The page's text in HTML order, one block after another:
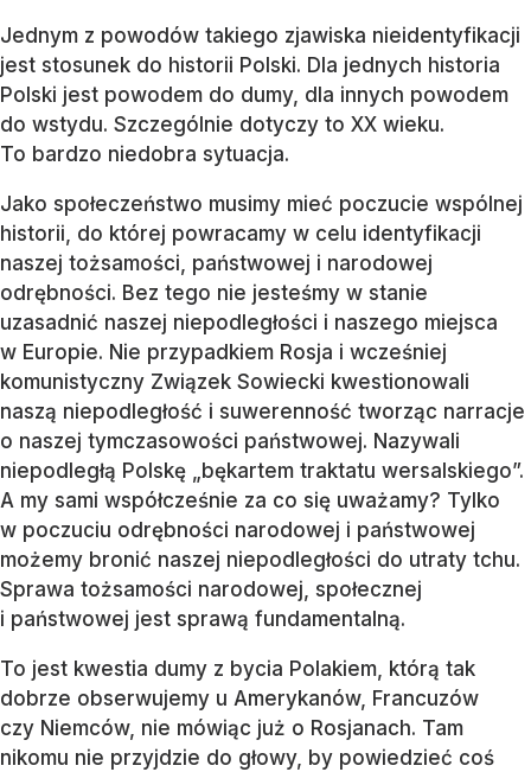
Jednym z powodów takiego zjawiska nieidentyfikacji
jest stosunek do historii Polski. Dla jednych historia
Polski jest powodem do dumy, dla innych powodem
do wstydu. Szczególnie dotyczy to XX wieku.
To bardzo niedobra sytuacja.
Jako społeczeństwo musimy mieć poczucie wspólnej
historii, do której powracamy w celu identyfikacji
naszej tożsamości, państwowej i narodowej
odrębności. Bez tego nie jesteśmy w stanie
uzasadnić naszej niepodległości i naszego miejsca
w Europie. Nie przypadkiem Rosja i wcześniej
komunistyczny Związek Sowiecki kwestionowali
naszą niepodległość i suwerenność tworząc narracje
o naszej tymczasowości państwowej. Nazywali
niepodległą Polskę „bękartem traktatu wersalskiego”.
A my sami współcześnie za co się uważamy? Tylko
w poczuciu odrębności narodowej i państwowej
możemy bronić naszej niepodległości do utraty tchu.
Sprawa tożsamości narodowej, społecznej
i państwowej jest sprawą fundamentalną.
To jest kwestia dumy z bycia Polakiem, którą tak
dobrze obserwujemy u Amerykanów, Francuzów
czy Niemców, nie mówiąc już o Rosjanach. Tam
nikomu nie przyjdzie do głowy, by powiedzieć coś